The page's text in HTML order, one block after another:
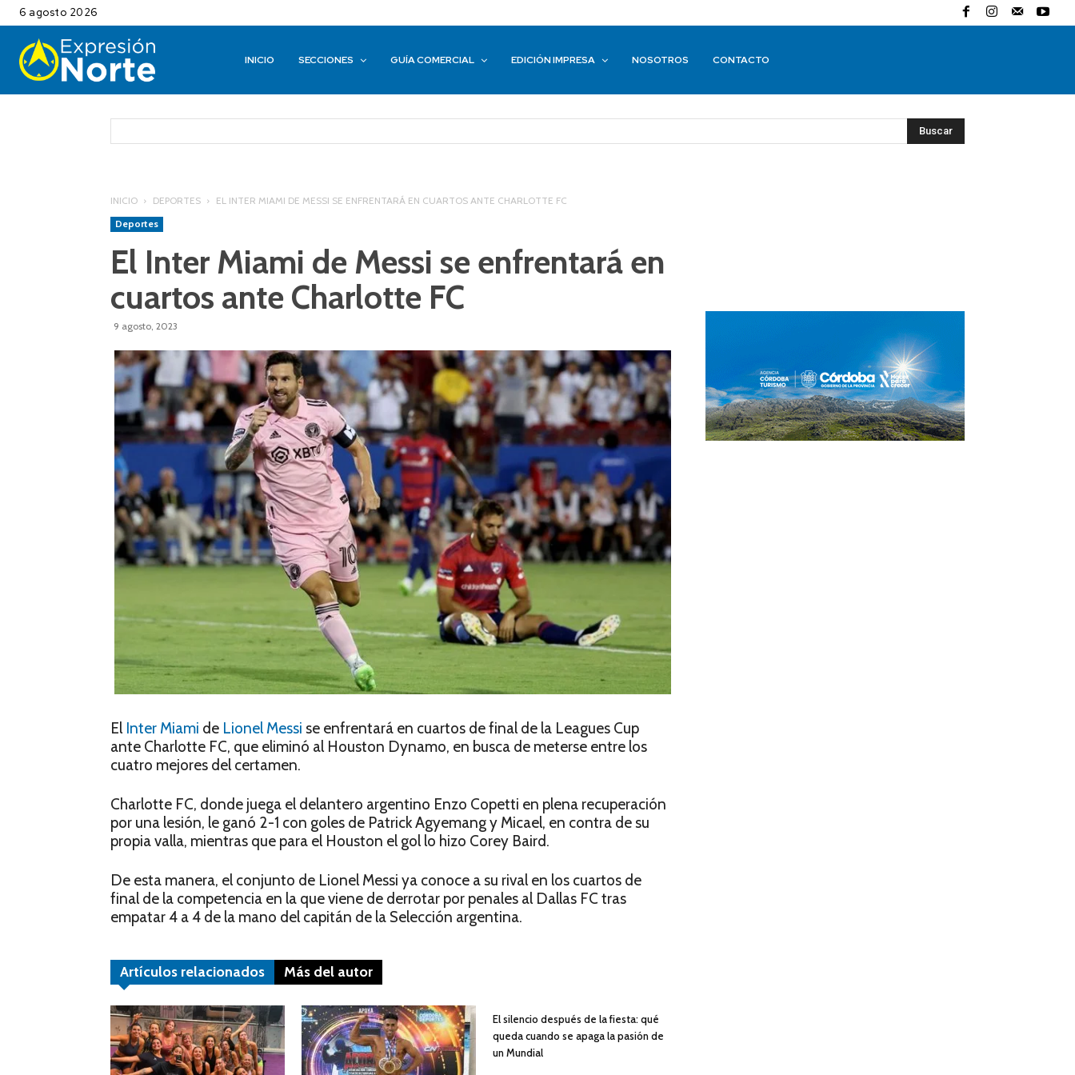
6 agosto 2026
INICIO SECCIONES GUÍA COMERCIAL EDICIÓN IMPRESA NOSOTROS CONTACTO
Buscar
INICIO DEPORTES
EL INTER MIAMI DE MESSI SE ENFRENTARÁ EN CUARTOS ANTE CHARLOTTE FC
Deportes
El Inter Miami de Messi se enfrentará en
cuartos ante Charlotte FC
9 agosto, 2023
El Inter Miami de Lionel Messi se enfrentará en cuartos de final de la Leagues Cup
ante Charlotte FC, que eliminó al Houston Dynamo, en busca de meterse entre los
cuatro mejores del certamen.
Charlotte FC, donde juega el delantero argentino Enzo Copetti en plena recuperación
por una lesión, le ganó 2-1 con goles de Patrick Agyemang y Micael, en contra de su
propia valla, mientras que para el Houston el gol lo hizo Corey Baird.
De esta manera, el conjunto de Lionel Messi ya conoce a su rival en los cuartos de
final de la competencia en la que viene de derrotar por penales al Dallas FC tras
empatar 4 a 4 de la mano del capitán de la Selección argentina.
Artículos relacionados Más del autor
El silencio después de la fiesta: qué
queda cuando se apaga la pasión de
un Mundial